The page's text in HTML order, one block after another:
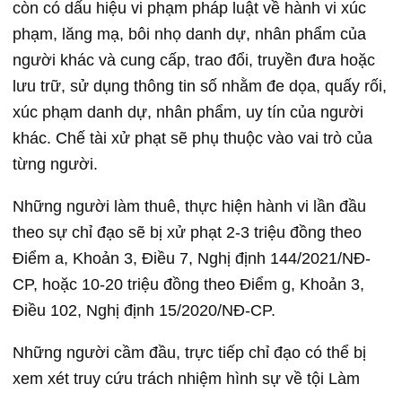
còn có dấu hiệu vi phạm pháp luật về hành vi xúc
phạm, lăng mạ, bôi nhọ danh dự, nhân phẩm của
người khác và cung cấp, trao đổi, truyền đưa hoặc
lưu trữ, sử dụng thông tin số nhằm đe dọa, quấy rối,
xúc phạm danh dự, nhân phẩm, uy tín của người
khác. Chế tài xử phạt sẽ phụ thuộc vào vai trò của
từng người.
Những người làm thuê, thực hiện hành vi lần đầu
theo sự chỉ đạo sẽ bị xử phạt 2-3 triệu đồng theo
Điểm a, Khoản 3, Điều 7, Nghị định 144/2021/NĐ-
CP, hoặc 10-20 triệu đồng theo Điểm g, Khoản 3,
Điều 102, Nghị định 15/2020/NĐ-CP.
Những người cầm đầu, trực tiếp chỉ đạo có thể bị
xem xét truy cứu trách nhiệm hình sự về tội Làm